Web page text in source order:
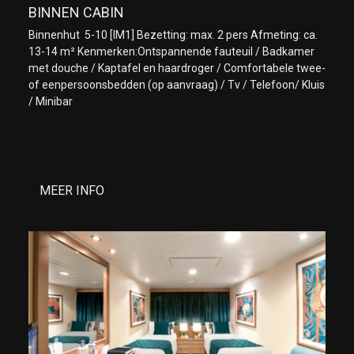
BINNEN CABIN
Binnenhut 5-10 [IM1] Bezetting: max. 2 pers Afmeting: ca.
13-14 m² Kenmerken:Ontspannende fauteuil / Badkamer
met douche / Kaptafel en haardroger / Comfortabele twee-
of eenpersoonsbedden (op aanvraag) / Tv / Telefoon/ Kluis
/ Minibar
MEER INFO